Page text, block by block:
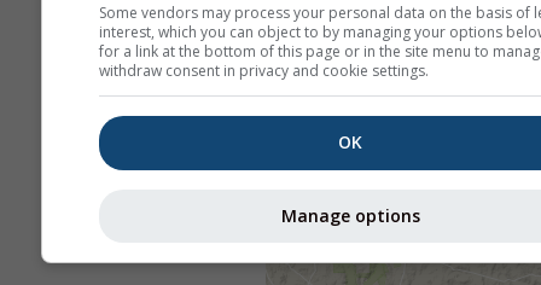
Some vendors may process your personal data on the basis of
interest, which you can object to by managing your options
for a link at the bottom of this page or in the site menu to
withdraw consent in privacy and cookie settings.
OK
Manage options